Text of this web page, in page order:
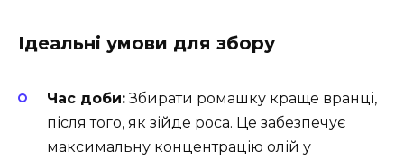
Ідеальні умови для збору
Час доби:Збирати ромашку краще вранці,
після того, як зійде роса. Це забезпечує
максимальну концентрацію олій у